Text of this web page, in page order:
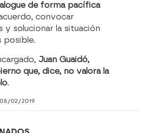
de forma pacífica
convocar
y solucionar la situación
posible.
Juan Guaidó,
que, dice, no valora la
.
08/02/2019